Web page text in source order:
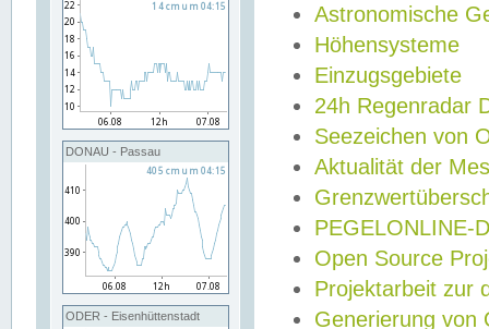
DONAU - Passau
ODER - Eisenhüttenstadt
Astronomische
Höhensysteme
Einzugsgebiete
24h Regenradar
Seezeichen von
Aktualität der
PEGELONLINE-
Open Source
Projektarbeit zur
Generierung von